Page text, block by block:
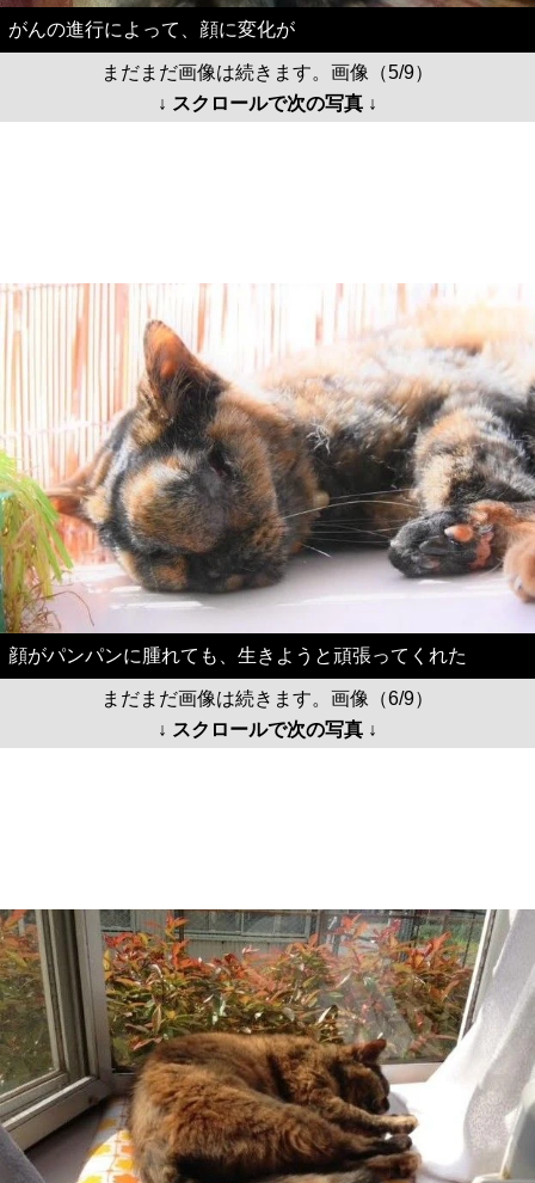
がんの進行によって、顔に変化が
まだまだ画像は続きます。画像（5/9）
↓ スクロールで次の写真 ↓
顔がパンパンに腫れても、生きようと頑張ってくれた
まだまだ画像は続きます。画像（6/9）
↓ スクロールで次の写真 ↓